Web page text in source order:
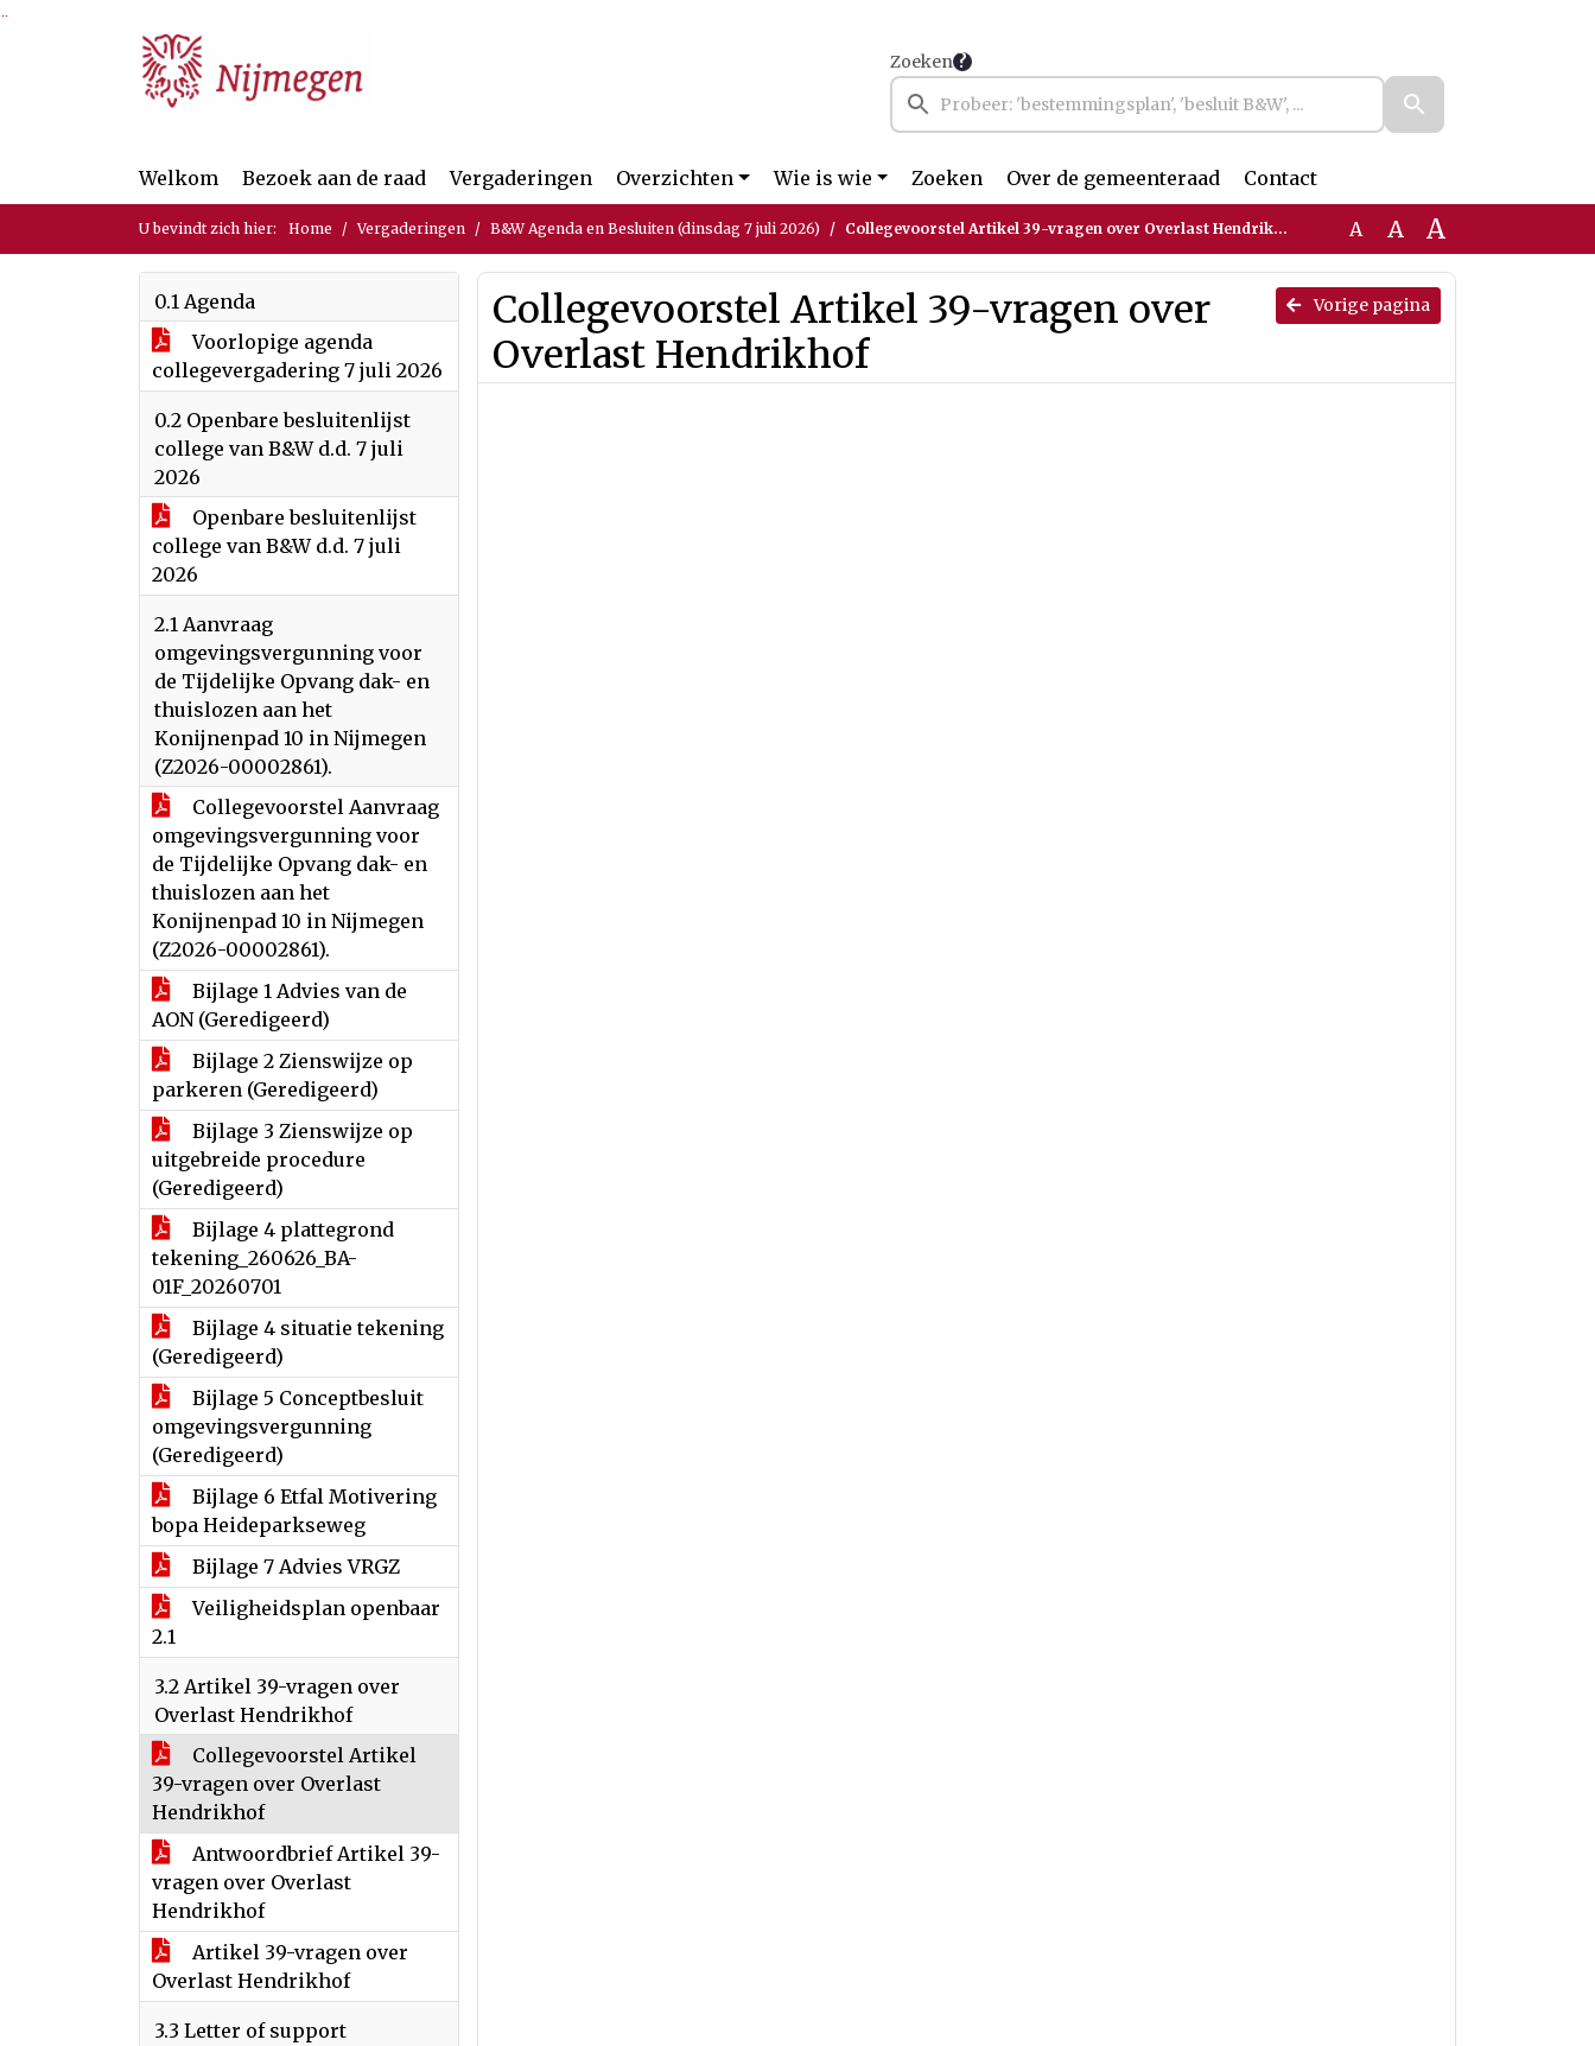
Ga naar de inhoud van deze pagina
Ga naar het zoeken
Ga naar het menu
Zoeken
Welkom Bezoek aan de raad Vergaderingen Overzichten Wie is wie Zoeken Over de gemeenteraad Contact
U bevindt zich hier: Home Vergaderingen B&W Agenda en Besluiten (dinsdag 7 juli 2026) Collegevoorstel Artikel 39-vragen over Overlast Hendrikhof A A A
0.1 Agenda
Voorlopige agenda
collegevergadering 7 juli 2026
0.2 Openbare besluitenlijst
college van B&W d.d. 7 juli
2026
Openbare besluitenlijst
college van B&W d.d. 7 juli
2026
2.1 Aanvraag
omgevingsvergunning voor
de Tijdelijke Opvang dak- en
thuislozen aan het
Konijnenpad 10 in Nijmegen
(Z2026-00002861).
Collegevoorstel Aanvraag
omgevingsvergunning voor
de Tijdelijke Opvang dak- en
thuislozen aan het
Konijnenpad 10 in Nijmegen
(Z2026-00002861).
Bijlage 1 Advies van de
AON (Geredigeerd)
Bijlage 2 Zienswijze op
parkeren (Geredigeerd)
Bijlage 3 Zienswijze op
uitgebreide procedure
(Geredigeerd)
Bijlage 4 plattegrond
tekening_260626_BA-
01F_20260701
Bijlage 4 situatie tekening
(Geredigeerd)
Bijlage 5 Conceptbesluit
omgevingsvergunning
(Geredigeerd)
Bijlage 6 Etfal Motivering
bopa Heideparkseweg
Bijlage 7 Advies VRGZ
Veiligheidsplan openbaar
2.1
3.2 Artikel 39-vragen over
Overlast Hendrikhof
Collegevoorstel Artikel
39-vragen over Overlast
Hendrikhof
Antwoordbrief Artikel 39-
vragen over Overlast
Hendrikhof
Artikel 39-vragen over
Overlast Hendrikhof
3.3 Letter of support
Vorige pagina
Collegevoorstel Artikel 39-vragen over
Overlast Hendrikhof